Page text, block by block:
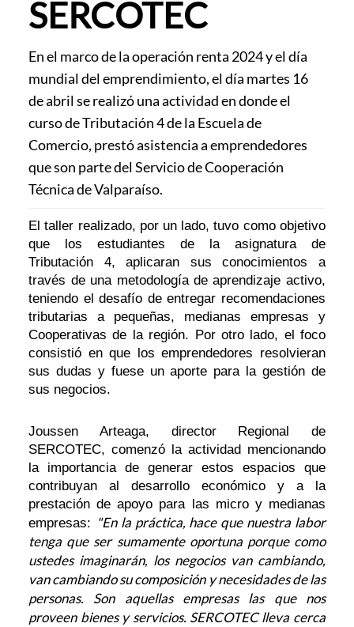
ALUMNI
SERCOTEC
En el marco de la operación renta 2024 y el día
mundial del emprendimiento, el día martes 16
de abril se realizó una actividad en donde el
curso de Tributación 4 de la Escuela de
Comercio, prestó asistencia a emprendedores
que son parte del Servicio de Cooperación
Técnica de Valparaíso.
El taller realizado, por un lado, tuvo como objetivo
que los estudiantes de la asignatura de
Tributación 4, aplicaran sus conocimientos a
través de una metodología de aprendizaje activo,
teniendo el desafío de entregar recomendaciones
tributarias a pequeñas, medianas empresas y
Cooperativas de la región. Por otro lado, el foco
consistió en que los emprendedores resolvieran
sus dudas y fuese un aporte para la gestión de
sus negocios.
Joussen Arteaga, director Regional de
SERCOTEC, comenzó la actividad mencionando
la importancia de generar estos espacios que
contribuyan al desarrollo económico y a la
prestación de apoyo para las micro y medianas
empresas: "En la práctica, hace que nuestra labor
tenga que ser sumamente oportuna porque como
ustedes imaginarán, los negocios van cambiando,
van cambiando su composición y necesidades de las
personas. Son aquellas empresas las que nos
proveen bienes y servicios. SERCOTEC lleva cerca